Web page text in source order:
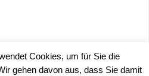
Cookies, um für Sie die
gehen davon aus, dass Sie damit